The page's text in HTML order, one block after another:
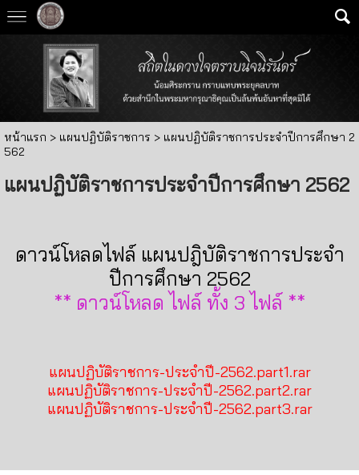
หน้าแรก > แผนปฏิบัติราชการ > แผนปฏิบัติราชการประจำปีการศึกษา 2
562
แผนปฏิบัติราชการประจำปีการศึกษา 2562
ดาวน์โหลดไฟล์ แผนปฎิบัติราชการประจำ
ปีการศึกษา 2562
** ดาวน์โหลด ไฟล์ ทั้ง 3 ไฟล์ **
แผนปฏิบัติราชการ-ประจำปี-2562.part1.rar
แผนปฏิบัติราชการ-ประจำปี-2562.part2.rar
แผนปฏิบัติราชการ-ประจำปี-2562.part3.rar